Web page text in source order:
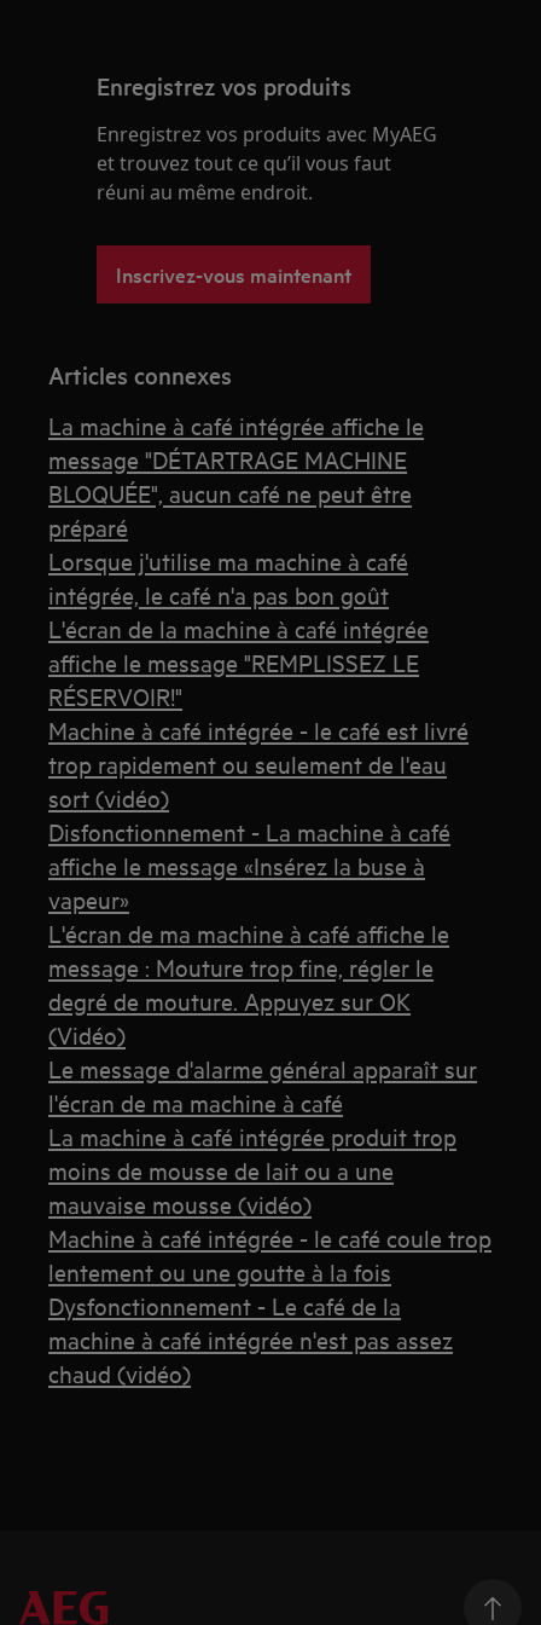
Enregistrez vos produits
Enregistrez vos produits avec MyAEG
et trouvez tout ce qu’il vous faut
réuni au même endroit.
Inscrivez-vous maintenant
Articles connexes
La machine à café intégrée affiche le
message "DÉTARTRAGE MACHINE
BLOQUÉE", aucun café ne peut être
préparé
Lorsque j'utilise ma machine à café
intégrée, le café n'a pas bon goût
L'écran de la machine à café intégrée
affiche le message "REMPLISSEZ LE
RÉSERVOIR!"
Machine à café intégrée - le café est livré
trop rapidement ou seulement de l'eau
sort (vidéo)
Disfonctionnement - La machine à café
affiche le message «Insérez la buse à
vapeur»
L'écran de ma machine à café affiche le
message : Mouture trop fine, régler le
degré de mouture. Appuyez sur OK
(Vidéo)
Le message d'alarme général apparaît sur
l'écran de ma machine à café
La machine à café intégrée produit trop
moins de mousse de lait ou a une
mauvaise mousse (vidéo)
Machine à café intégrée - le café coule trop
lentement ou une goutte à la fois
Dysfonctionnement - Le café de la
machine à café intégrée n'est pas assez
chaud (vidéo)